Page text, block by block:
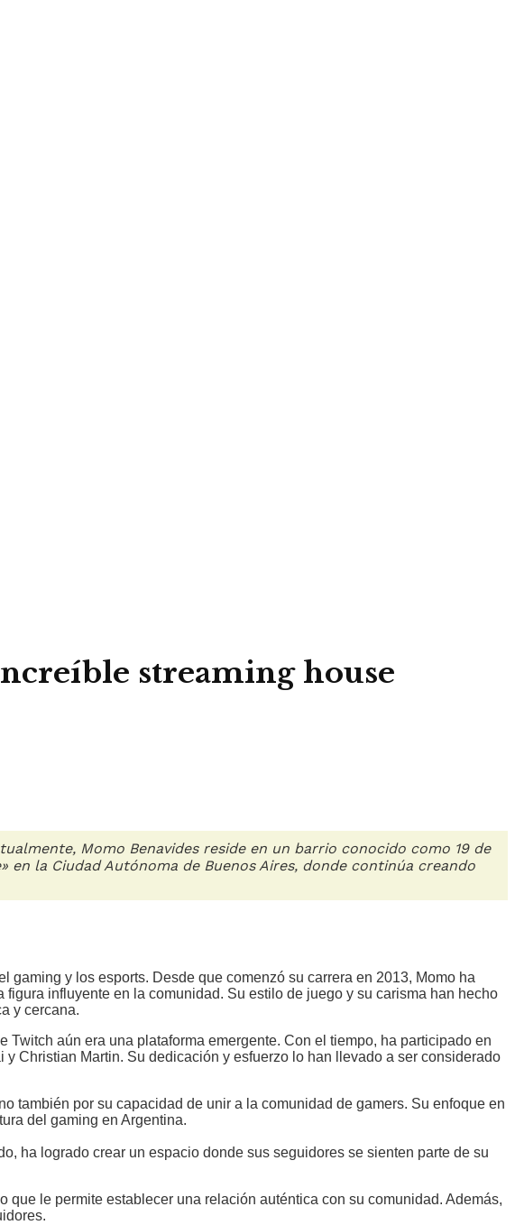
streaming house
Momo Benavides reside en un barrio conocido como 19 de
la Ciudad Autónoma de Buenos Aires, donde continúa creando
y los esports. Desde que comenzó su carrera en 2013, Momo ha
influyente en la comunidad. Su estilo de juego y su carisma han hecho
y cercana.
Twitch aún era una plataforma emergente. Con el tiempo, ha participado en
Christian Martin. Su dedicación y esfuerzo lo han llevado a ser considerado
también por su capacidad de unir a la comunidad de gamers. Su enfoque en
del gaming en Argentina.
ha logrado crear un espacio donde sus seguidores se sienten parte de su
que le permite establecer una relación auténtica con su comunidad. Además,